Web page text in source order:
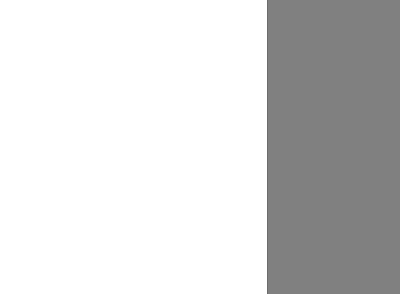
ont montré son action favorable sur
de poids, ainsi que sur le contrôle des excès de
la prise régulière de glucomannane dans la